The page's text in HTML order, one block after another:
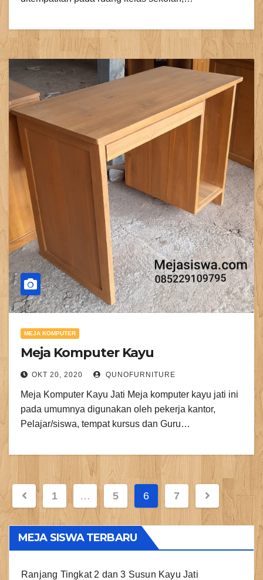
MEJA KOMPUTER
Meja Komputer Kayu
OKT 20, 2020 QUNOFURNITURE
Meja Komputer Kayu Jati Meja komputer kayu jati ini
pada umumnya digunakan oleh pekerja kantor,
Pelajar/siswa, tempat kursus dan Guru…
Paginasi
pos
1 … 5 6 7
MEJA SISWA TERBARU
Ranjang Tingkat 2 dan 3 Susun Kayu Jati